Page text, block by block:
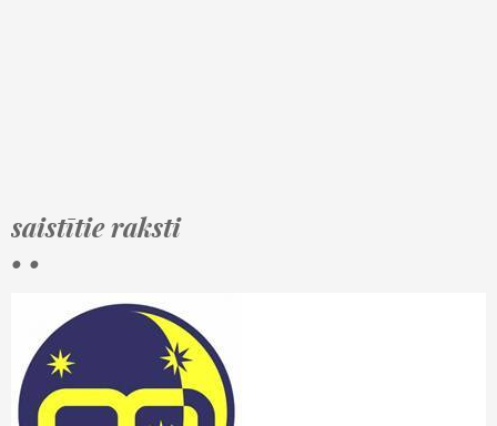
saistītie raksti
• •